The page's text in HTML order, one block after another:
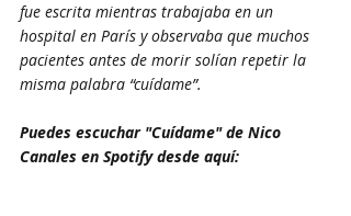
fue escrita mientras trabajaba en un
hospital en París y observaba que muchos
pacientes antes de morir solían repetir la
misma palabra “cuídame”.
Puedes escuchar "Cuídame" de Nico
Canales en Spotify desde aquí: